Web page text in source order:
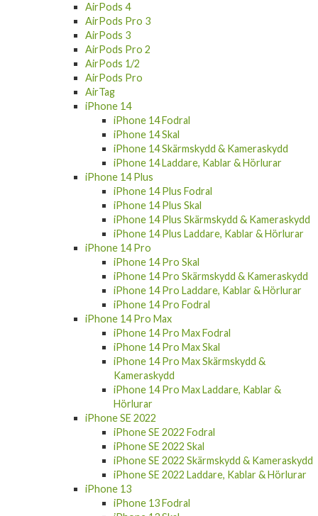
AirPods 4
AirPods Pro 3
AirPods 3
AirPods Pro 2
AirPods 1/2
AirPods Pro
AirTag
iPhone 14
iPhone 14 Fodral
iPhone 14 Skal
iPhone 14 Skärmskydd & Kameraskydd
iPhone 14 Laddare, Kablar & Hörlurar
iPhone 14 Plus
iPhone 14 Plus Fodral
iPhone 14 Plus Skal
iPhone 14 Plus Skärmskydd & Kameraskydd
iPhone 14 Plus Laddare, Kablar & Hörlurar
iPhone 14 Pro
iPhone 14 Pro Skal
iPhone 14 Pro Skärmskydd & Kameraskydd
iPhone 14 Pro Laddare, Kablar & Hörlurar
iPhone 14 Pro Fodral
iPhone 14 Pro Max
iPhone 14 Pro Max Fodral
iPhone 14 Pro Max Skal
iPhone 14 Pro Max Skärmskydd &
Kameraskydd
iPhone 14 Pro Max Laddare, Kablar &
Hörlurar
iPhone SE 2022
iPhone SE 2022 Fodral
iPhone SE 2022 Skal
iPhone SE 2022 Skärmskydd & Kameraskydd
iPhone SE 2022 Laddare, Kablar & Hörlurar
iPhone 13
iPhone 13 Fodral